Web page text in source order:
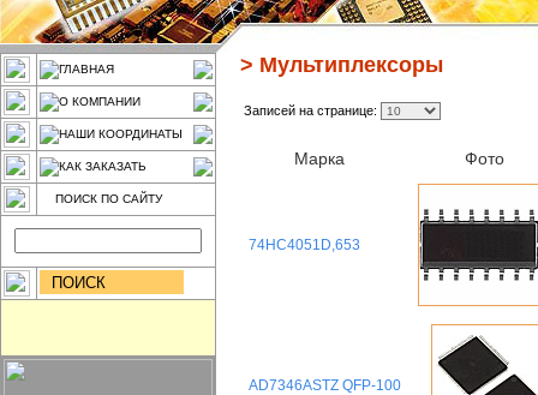
ГЛАВНАЯ
О КОМПАНИИ
НАШИ КООРДИНАТЫ
КАК ЗАКАЗАТЬ
ПОИСК ПО САЙТУ
> Мультиплексоры
Записей на странице:
Марка Фото
74HC4051D,653
AD7346ASTZ QFP-100